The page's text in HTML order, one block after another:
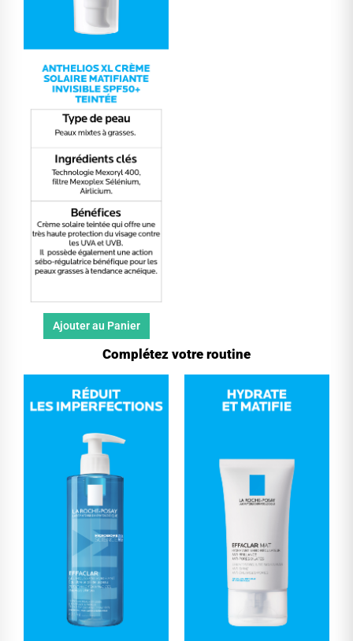
Ajouter au Panier
Complétez votre routine